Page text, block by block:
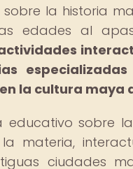
la historia
edades al
la cultura
educativo sobre
materia,
ciudades